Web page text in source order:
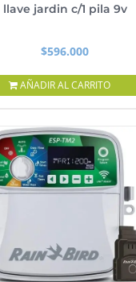
llave jardin c/1 pila 9v
$596.000
AÑADIR AL CARRITO